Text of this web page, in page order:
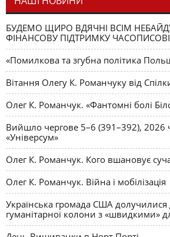
БУДЕМО ЩИРО ВДЯЧНІ ВСІМ
ФІНАНСОВУ ПІДТРИМКУ
«Помилкова та згубна політика
Вітання Олегу К. Романчуку від
Олег К. Романчук. «Фантомні болі
Вийшло чергове 5–6 (391–392), 2026
«Універсум»
Олег К. Романчук. Кого вшановує
Олег К. Романчук. Війна і мобілізація
Українська громада США долучилися
гуманітарної колони з «швидкими»